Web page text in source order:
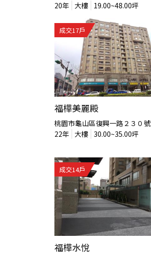
20年 大樓 19.00~48.00坪
成交17戶
福樺美麗殿
桃園市龜山區復興一路２３０號
22年 大樓 30.00~35.00坪
成交14戶
福樺水悅